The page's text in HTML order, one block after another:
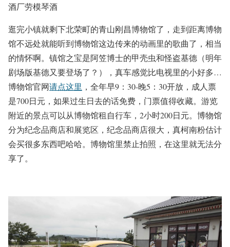
酒厂劳模琴酒
逛完小镇就剩下北荣町的青山刚昌博物馆了，走到距离博物
馆不远处就能听到博物馆这边传来的动画里的歌曲了，相当
的情怀啊。镇馆之宝是阿笠博士的甲壳虫和怪盗基德（明年
剧场版基德又要登场了？），真车感觉比电视里的小好多…
博物馆官网请点这里 ，全年早9：30-晚5：30开放，成人票
是700日元，如果过生日去的话免费，门票值得收藏。游览
附近的景点可以从博物馆租自行车，2小时200日元。博物馆
分为纪念品商店和展览区，纪念品商店很大，真柯南粉估计
会买很多东西吧哈哈。博物馆里禁止拍照，在这里就无法分
享了。